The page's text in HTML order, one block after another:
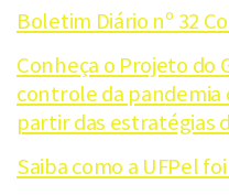
Boletim Diário nº 32
Conheça o Projeto do
controle da pandemia
partir das estratégias
Saiba como a UFPel